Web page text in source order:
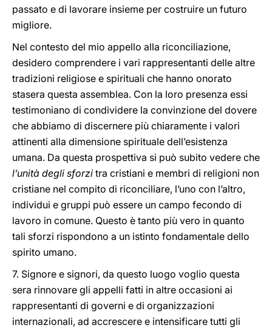
passato e di lavorare insieme per costruire un futuro
migliore.
Nel contesto del mio appello alla riconciliazione,
desidero comprendere i vari rappresentanti delle altre
tradizioni religiose e spirituali che hanno onorato
stasera questa assemblea. Con la loro presenza essi
testimoniano di condividere la convinzione del dovere
che abbiamo di discernere più chiaramente i valori
attinenti alla dimensione spirituale dell’esistenza
umana. Da questa prospettiva si può subito vedere che
l’unità degli sforzi tra cristiani e membri di religioni non
cristiane nel compito di riconciliare, l’uno con l’altro,
individui e gruppi può essere un campo fecondo di
lavoro in comune. Questo è tanto più vero in quanto
tali sforzi rispondono a un istinto fondamentale dello
spirito umano.
7. Signore e signori, da questo luogo voglio questa
sera rinnovare gli appelli fatti in altre occasioni ai
rappresentanti di governi e di organizzazioni
internazionali, ad accrescere e intensificare tutti gli